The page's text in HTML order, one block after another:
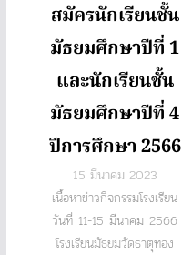
สมัครนักเรียนชั้น
มัธยมศึกษาปีที่ 1
และนักเรียนชั้น
มัธยมศึกษาปีที่ 4
ปีการศึกษา 2566
15 มีนาคม 2023
เนื้อหาข่าวกิจกรรมโรงเรียน
วันที่ 11-15 มีนาคม 2566
โรงเรียนมัธยมวัดธาตุทอง